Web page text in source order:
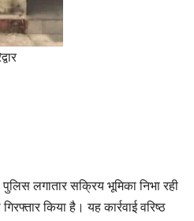
लगातार सक्रिय भूमिका निभा रही
किया है। यह कार्रवाई वरिष्ठ